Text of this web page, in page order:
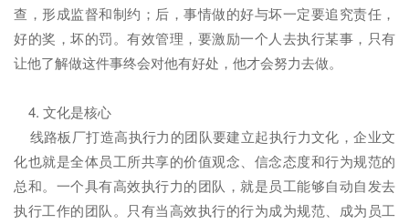
查，形成监督和制约；后，事情做的好与坏一定要追究责任，
好的奖，坏的罚。有效管理，要激励一个人去执行某事，只有
让他了解做这件事终会对他有好处，他才会努力去做。
4. 文化是核心
线路板厂打造高执行力的团队要建立起执行力文化，企业文
化也就是全体员工所共享的价值观念、信念态度和行为规范的
总和。一个具有高效执行力的团队，就是员工能够自动自发去
执行工作的团队。只有当高效执行的行为成为规范、成为员工